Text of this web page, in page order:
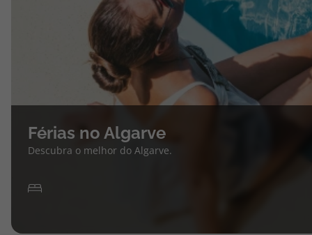
Férias no Algarve
Descubra o melhor do Algarve.